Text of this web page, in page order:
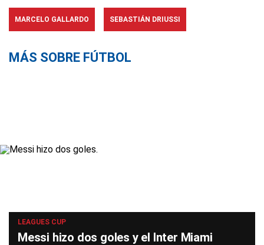
MARCELO GALLARDO SEBASTIÁN DRIUSSI
MÁS SOBRE FÚTBOL
LEAGUES CUP
Messi hizo dos goles y el Inter Miami